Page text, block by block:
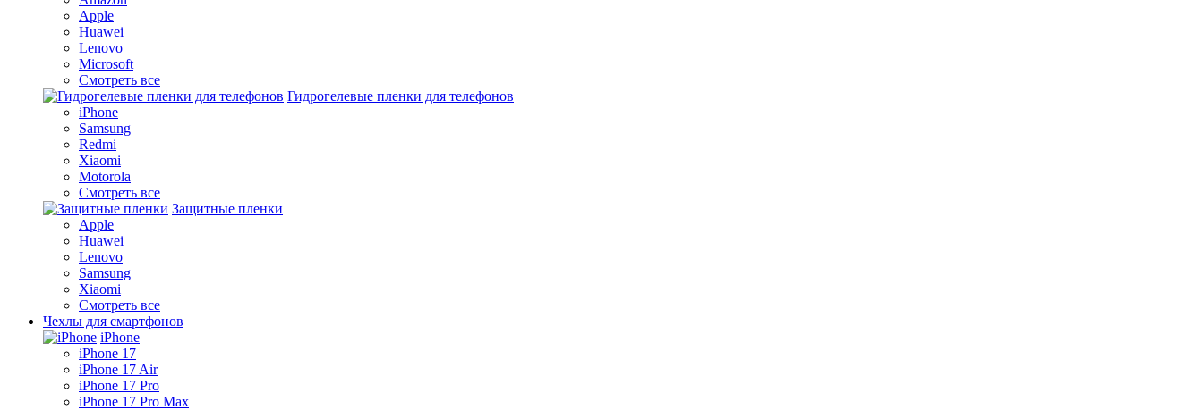
Apple
Huawei
Lenovo
Microsoft
Смотреть все
Гидрогелевые пленки для телефонов
iPhone
Samsung
Redmi
Xiaomi
Motorola
Смотреть все
Защитные пленки
Apple
Huawei
Lenovo
Samsung
Xiaomi
Смотреть все
Чехлы для смартфонов
iPhone
iPhone 17
iPhone 17 Air
iPhone 17 Pro
iPhone 17 Pro Max